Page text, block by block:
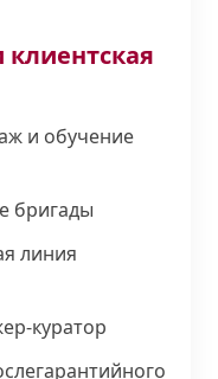
клиентская
и обучение
бригады
линия
куратор